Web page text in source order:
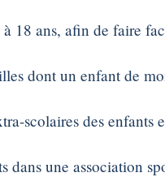
18 ans, afin de faire
dont un enfant de
scolaires des enfants
dans une association